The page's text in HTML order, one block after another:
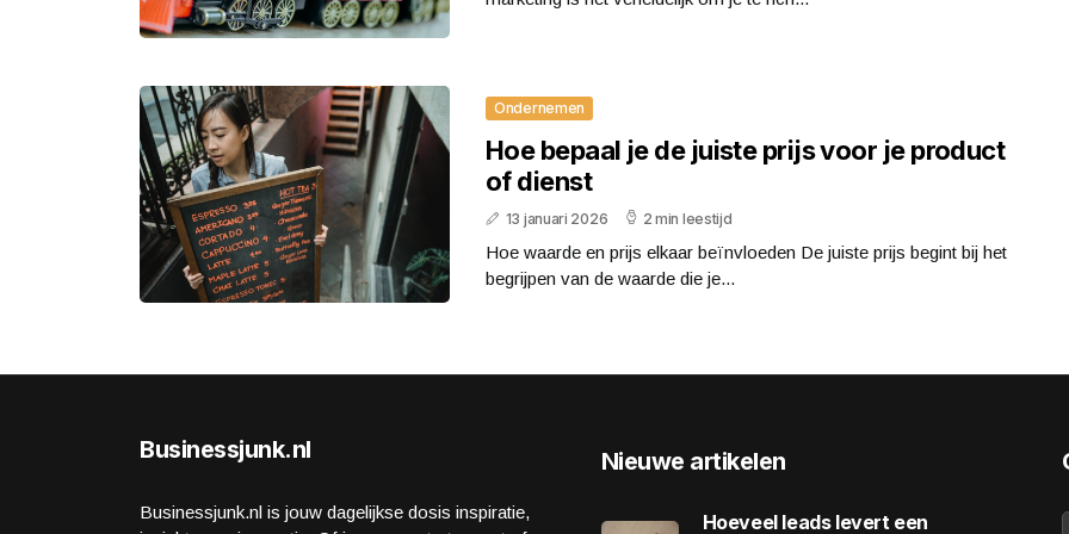
Ondernemen
Hoe bepaal je de juiste prijs voor je product
of dienst
13 januari 2026 2 min leestijd
Hoe waarde en prijs elkaar beïnvloeden De juiste prijs begint bij het
begrijpen van de waarde die je...
Businessjunk.nl
Businessjunk.nl is jouw dagelijkse dosis inspiratie,
Nieuwe artikelen
Hoeveel leads levert een